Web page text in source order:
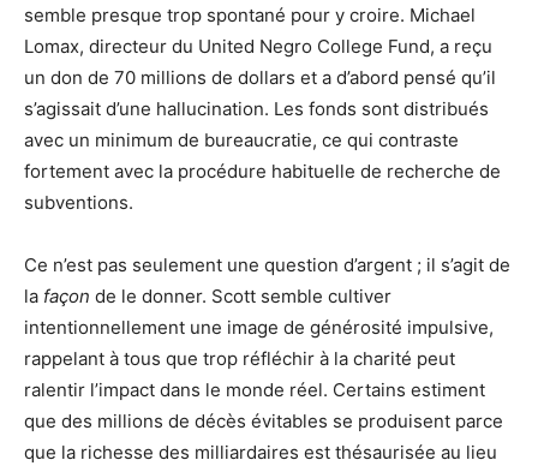
semble presque trop spontané pour y croire. Michael
Lomax, directeur du United Negro College Fund, a reçu
un don de 70 millions de dollars et a d’abord pensé qu’il
s’agissait d’une hallucination. Les fonds sont distribués
avec un minimum de bureaucratie, ce qui contraste
fortement avec la procédure habituelle de recherche de
subventions.
Ce n’est pas seulement une question d’argent ; il s’agit de
la façon de le donner. Scott semble cultiver
intentionnellement une image de générosité impulsive,
rappelant à tous que trop réfléchir à la charité peut
ralentir l’impact dans le monde réel. Certains estiment
que des millions de décès évitables se produisent parce
que la richesse des milliardaires est thésaurisée au lieu